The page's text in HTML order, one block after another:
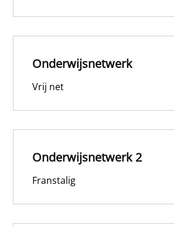
Onderwijsnetwerk
Vrij net
Onderwijsnetwerk 2
Franstalig